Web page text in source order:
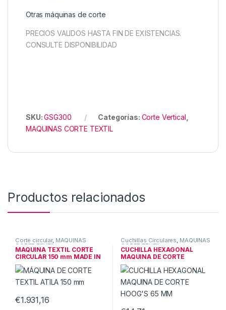
Otras máquinas de corte
PRECIOS VALIDOS HASTA FIN DE EXISTENCIAS.
CONSULTE DISPONIBILIDAD
SKU:GSG300 Categorías: Corte Vertical
MAQUINAS CORTE TEXTIL
Productos relacionados
Corte circular, MAQUINAS
CORTE TEXTIL
MÁQUINA TEXTIL CORTE
CIRCULAR 150 mm MADE IN
CE
€1.931,16
Cuchillas Circulares, MAQUINAS
CORTE TEXTIL
CUCHILLA HEXAGONAL
MAQUINA DE CORTE
HOOG’S 65 MM